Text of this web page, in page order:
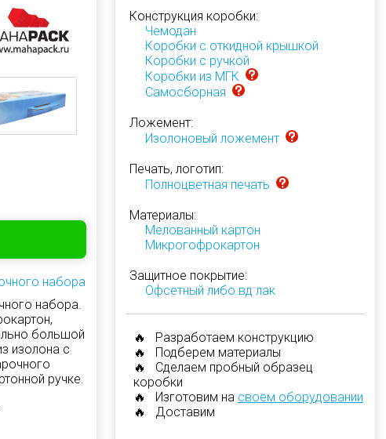
набора
набора.
большой
изолона с
ручке.
Конструкция коробки:
Чемодан
Коробки с откидной крышкой
Коробки с ручкой
Коробки из МГК
Самосборная
Ложемент:
Изолоновый ложемент
Печать, логотип:
Полноцветная печать
Материалы:
Мелованный картон
Микрогофрокартон
Защитное покрытие:
Офсетный либо вд лак
🔥 Разработаем конструкцию
🔥 Подберем материалы
🔥 Сделаем пробный образец
коробки
🔥 Изготовим на своем оборудовании
🔥 Доставим